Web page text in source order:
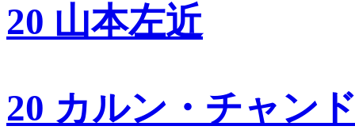
20 山本左近
20 カルン・チャン